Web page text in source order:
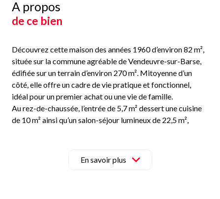
A propos
de ce bien
Découvrez cette maison des années 1960 d’environ 82 m²,
située sur la commune agréable deVendeuvre-sur-Barse,
édifiée sur un terrain d’environ 270 m². Mitoyenne d’un
côté, elle offre un cadre de vie pratique et fonctionnel,
idéal pour un premier achat ou une vie de famille.
Au rez-de-chaussée, l’entrée de 5,7 m² dessert une cuisine
de 10 m² ainsi qu’un salon-séjour lumineux de 22,5 m²,
À l’étage, un palier de 3,5 m² distribue l’espace nuit
composé de trois chambres de 10,5 m², 13 m² et 9,5 m².
En savoir plus